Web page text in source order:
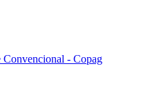
- Copag